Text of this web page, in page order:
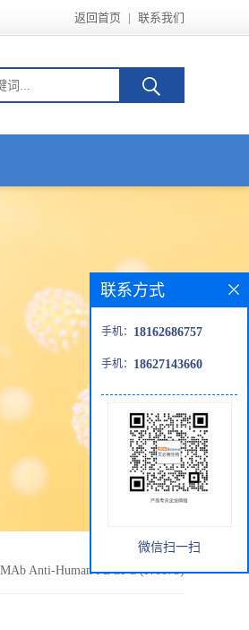
返回首页 | 联系我们
Anti-Human PDGFC (Iv0073)
联系方式
手机： 18162686757
手机： 18627143660
微信扫一扫